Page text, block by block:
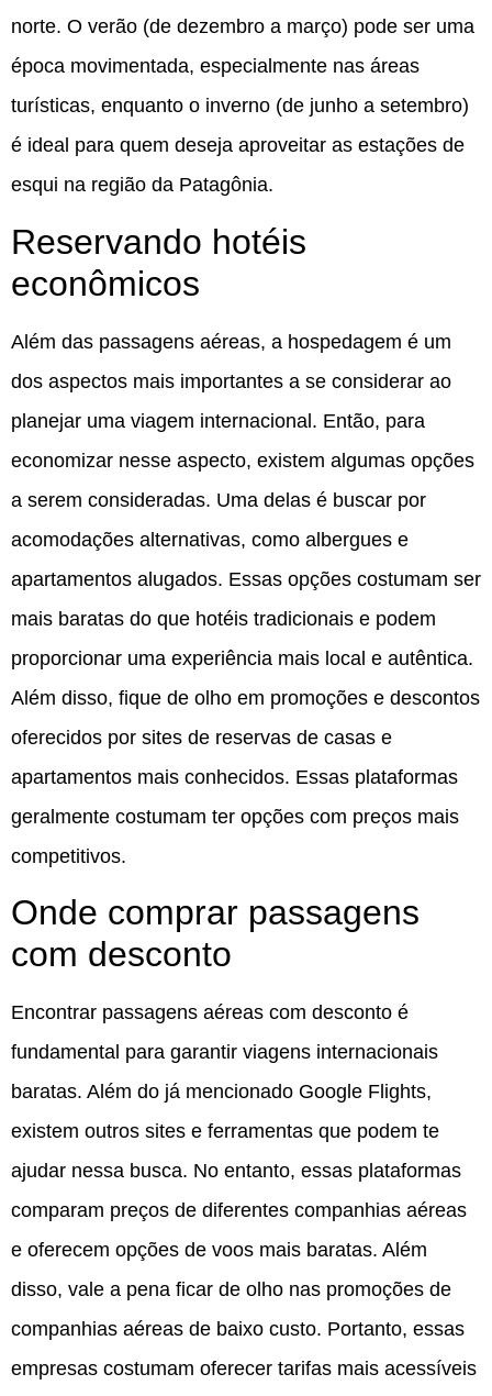
norte. O verão (de dezembro a março) pode ser uma
época movimentada, especialmente nas áreas
turísticas, enquanto o inverno (de junho a setembro)
é ideal para quem deseja aproveitar as estações de
esqui na região da Patagônia.
Reservando hotéis
econômicos
Além das passagens aéreas, a hospedagem é um
dos aspectos mais importantes a se considerar ao
planejar uma viagem internacional. Então, para
economizar nesse aspecto, existem algumas opções
a serem consideradas. Uma delas é buscar por
acomodações alternativas, como albergues e
apartamentos alugados. Essas opções costumam ser
mais baratas do que hotéis tradicionais e podem
proporcionar uma experiência mais local e autêntica.
Além disso, fique de olho em promoções e descontos
oferecidos por sites de reservas de casas e
apartamentos mais conhecidos. Essas plataformas
geralmente costumam ter opções com preços mais
competitivos.
Onde comprar passagens
com desconto
Encontrar passagens aéreas com desconto é
fundamental para garantir viagens internacionais
baratas. Além do já mencionado Google Flights,
existem outros sites e ferramentas que podem te
ajudar nessa busca. No entanto, essas plataformas
comparam preços de diferentes companhias aéreas
e oferecem opções de voos mais baratas. Além
disso, vale a pena ficar de olho nas promoções de
companhias aéreas de baixo custo. Portanto, essas
empresas costumam oferecer tarifas mais acessíveis